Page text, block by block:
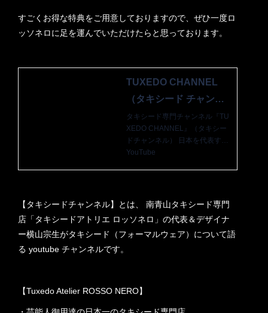
すごくお得な特典をご用意しておりますので、ぜひ一度ロ
ッソネロに足を運んでいただけたらと思っております。
TUXEDO CHANNEL
（タキシード チャンネ
ル）by ROSSO NERO
タキシード専門チャンネル『TU
XEDO CHANNEL』（タキシー
ドチャンネル） 日本を代表する
タキシードデザイナー MUNETA
お願いいたします。 〈テーマ〉
キシード、タキシードの着こな
し方、オーダータキシードとレ
YouTube
【タキシードチャンネル】とは、 南青山タキシード専門
店「タキシードアトリエ ロッソネロ」の代表＆デザイナ
ー横山宗生がタキシード（フォーマルウェア）について語
る youtube チャンネルです。
【Tuxedo Atelier ROSSO NERO】